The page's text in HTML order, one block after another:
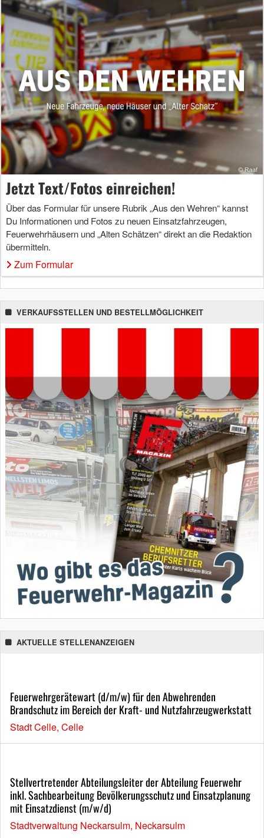
Jetzt Text/Fotos einreichen!
Über das Formular für unsere Rubrik „Aus den Wehren“ kannst
Du Informationen und Fotos zu neuen Einsatzfahrzeugen,
Feuerwehrhäusern und „Alten Schätzen“ direkt an die Redaktion
übermitteln.
Zum Formular
VERKAUFSSTELLEN UND BESTELLMÖGLICHKEIT
AKTUELLE STELLENANZEIGEN
Feuerwehrgerätewart (d/m/w) für den Abwehrenden
Brandschutz im Bereich der Kraft- und Nutzfahrzeugwerkstatt
Stadt Celle, Celle
Stellvertretender Abteilungsleiter der Abteilung Feuerwehr
inkl. Sachbearbeitung Bevölkerungsschutz und Einsatzplanung
mit Einsatzdienst (m/w/d)
Stadtverwaltung Neckarsulm, Neckarsulm